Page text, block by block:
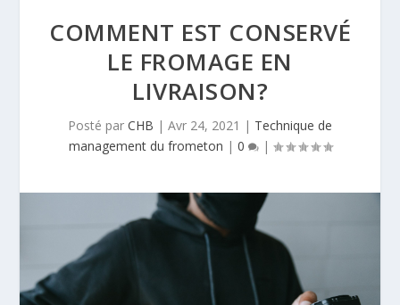
COMMENT EST CONSERVÉ
LE FROMAGE EN
LIVRAISON?
Posté par CHB | Avr 24, 2021 | Technique de
management du frometon | 0 |